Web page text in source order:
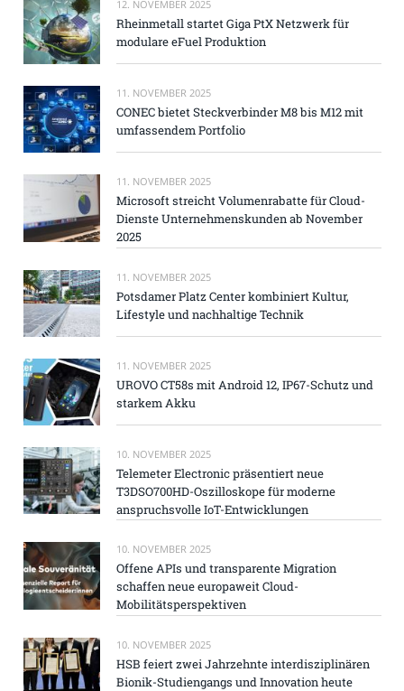
12. NOVEMBER 2025
Rheinmetall startet Giga PtX Netzwerk für
modulare eFuel Produktion
11. NOVEMBER 2025
CONEC bietet Steckverbinder M8 bis M12 mit
umfassendem Portfolio
11. NOVEMBER 2025
Microsoft streicht Volumenrabatte für Cloud-
Dienste Unternehmenskunden ab November
2025
11. NOVEMBER 2025
Potsdamer Platz Center kombiniert Kultur,
Lifestyle und nachhaltige Technik
11. NOVEMBER 2025
UROVO CT58s mit Android 12, IP67-Schutz und
starkem Akku
10. NOVEMBER 2025
Telemeter Electronic präsentiert neue
T3DSO700HD-Oszilloskope für moderne
anspruchsvolle IoT-Entwicklungen
10. NOVEMBER 2025
Offene APIs und transparente Migration
schaffen neue europaweit Cloud-
Mobilitätsperspektiven
10. NOVEMBER 2025
HSB feiert zwei Jahrzehnte interdisziplinären
Bionik-Studiengangs und Innovation heute